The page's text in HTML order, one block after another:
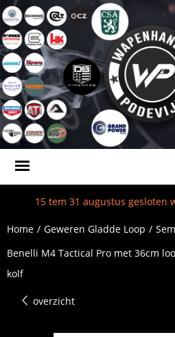
15 tem 31 augustus gesloten
Home / Geweren Gladde Loop /
Benelli M4 Tactical Pro met 36cm
kolf
overzicht